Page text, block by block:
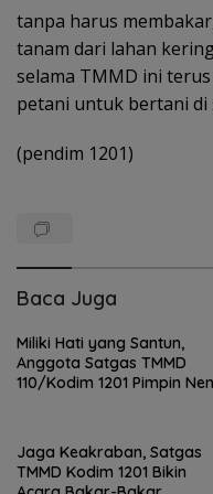
tanpa harus
tanam dari lahan
selama TMMD ini
petani untuk bertani di
(pendim 1201)
Baca Juga
Miliki Hati yang Santun,
Anggota Satgas TMMD
110/Kodim 1201 Pimpin
Jaga Keakraban, Satgas
TMMD Kodim 1201 Bikin